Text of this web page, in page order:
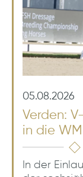
05.08.2026
Verden:
in die WM
In der